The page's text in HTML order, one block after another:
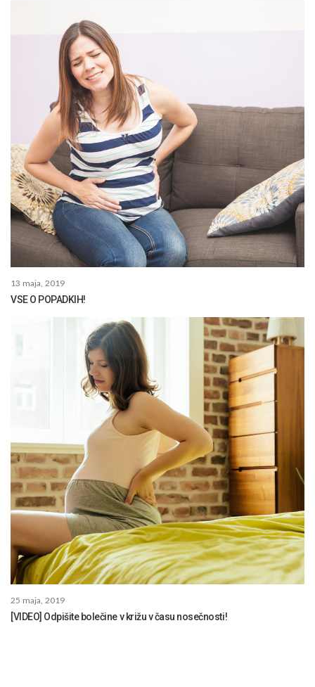
13 maja, 2019
VSE O POPADKIH!
25 maja, 2019
[VIDEO] Odpišite bolečine v križu v času nosečnosti!